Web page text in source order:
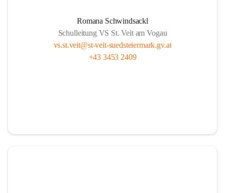
Romana Schwindsackl
Schulleitung VS St. Veit am Vogau
vs.st.veit@st-veit-suedsteiermark.gv.at
+43 3453 2409